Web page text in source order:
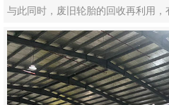
设
有
限
公
司
与此同时，废旧轮胎的回收再利用，